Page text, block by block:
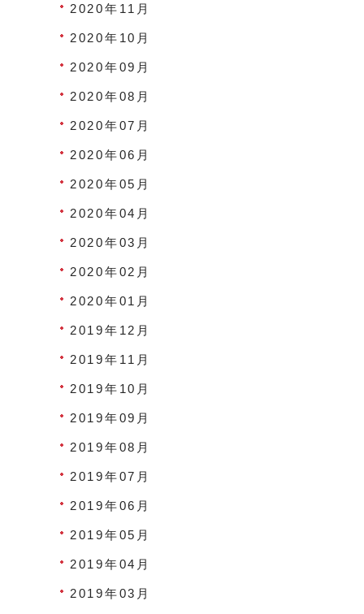
2020年11月
2020年10月
2020年09月
2020年08月
2020年07月
2020年06月
2020年05月
2020年04月
2020年03月
2020年02月
2020年01月
2019年12月
2019年11月
2019年10月
2019年09月
2019年08月
2019年07月
2019年06月
2019年05月
2019年04月
2019年03月